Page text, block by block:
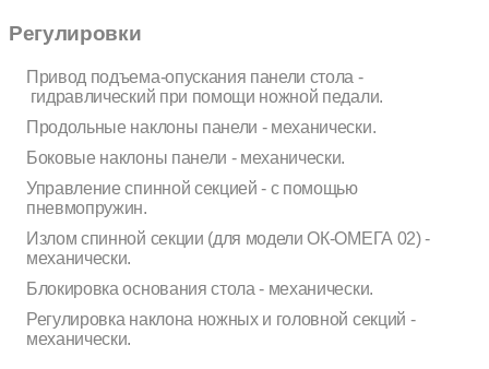
Регулировки
Привод подъема-опускания панели стола -
гидравлический при помощи ножной педали.
Продольные наклоны панели - механически.
Боковые наклоны панели - механически.
Управление спинной секцией - с помощью
пневмопружин.
Излом спинной секции (для модели ОК-ОМЕГА 02) -
механически.
Блокировка основания стола - механически.
Регулировка наклона ножных и головной секций -
механически.